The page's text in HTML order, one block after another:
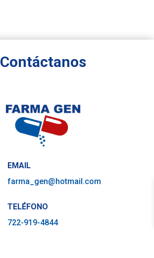
Contáctanos
EMAIL
farma_gen@hotmail.com
TELÉFONO
722-919-4844